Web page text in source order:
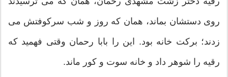
روی دستشان بماند، همان که روز و شب سرکوفتش می
زدند؛ برکت خانه بود. این را بابا رحمان وقتی فهمید که
رقیه را شوهر داد و خانه سوت و کور ماند.